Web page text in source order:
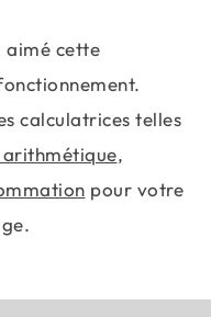
aimé cette
calculatrices telles
arithmétique,
pour votre